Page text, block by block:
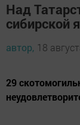
Над
сибирской
автор, 18
29